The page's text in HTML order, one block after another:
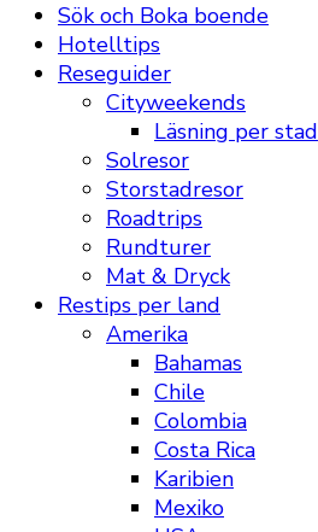
Sök och Boka boende
Hotelltips
Reseguider
Cityweekends
Läsning per stad
Solresor
Storstadresor
Roadtrips
Rundturer
Mat & Dryck
Restips per land
Amerika
Bahamas
Chile
Colombia
Costa Rica
Karibien
Mexiko